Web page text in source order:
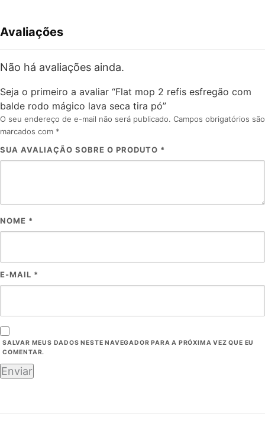
Avaliações
Não há avaliações ainda.
Seja o primeiro a avaliar “Flat mop 2 refis esfregão com
balde rodo mágico lava seca tira pó”
O seu endereço de e-mail não será publicado. Campos obrigatórios são
marcados com *
SUA AVALIAÇÃO SOBRE O PRODUTO *
NOME *
E-MAIL *
SALVAR MEUS DADOS NESTE NAVEGADOR PARA A PRÓXIMA VEZ QUE EU
COMENTAR.